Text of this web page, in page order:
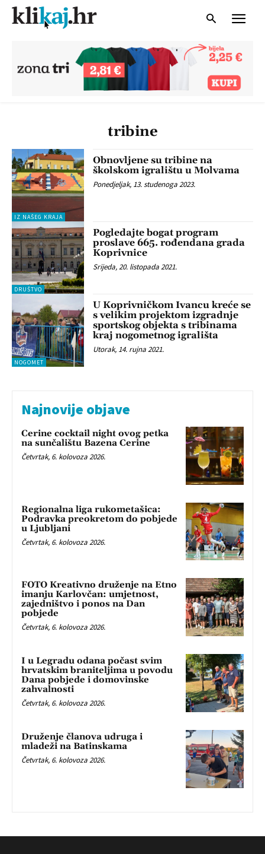
tribine
IZ NAŠEG KRAJA
Obnovljene su tribine na
školskom igralištu u Molvama
Ponedjeljak, 13. studenoga 2023.
DRUŠTVO
Pogledajte bogat program
proslave 665. rođendana grada
Koprivnice
Srijeda, 20. listopada 2021.
NOGOMET
U Koprivničkom Ivancu kreće se
s velikim projektom izgradnje
sportskog objekta s tribinama
kraj nogometnog igrališta
Utorak, 14. rujna 2021.
Najnovije objave
Cerine cocktail night ovog petka
na sunčalištu Bazena Cerine
Četvrtak, 6. kolovoza 2026.
Regionalna liga rukometašica:
Podravka preokretom do pobjede
u Ljubljani
Četvrtak, 6. kolovoza 2026.
FOTO Kreativno druženje na Etno
imanju Karlovčan: umjetnost,
zajedništvo i ponos na Dan
pobjede
Četvrtak, 6. kolovoza 2026.
I u Legradu odana počast svim
hrvatskim braniteljima u povodu
Dana pobjede i domovinske
zahvalnosti
Četvrtak, 6. kolovoza 2026.
Druženje članova udruga i
mladeži na Batinskama
Četvrtak, 6. kolovoza 2026.